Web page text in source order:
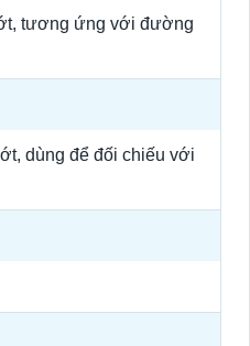
tương ứng với đường
dùng để đối chiếu với